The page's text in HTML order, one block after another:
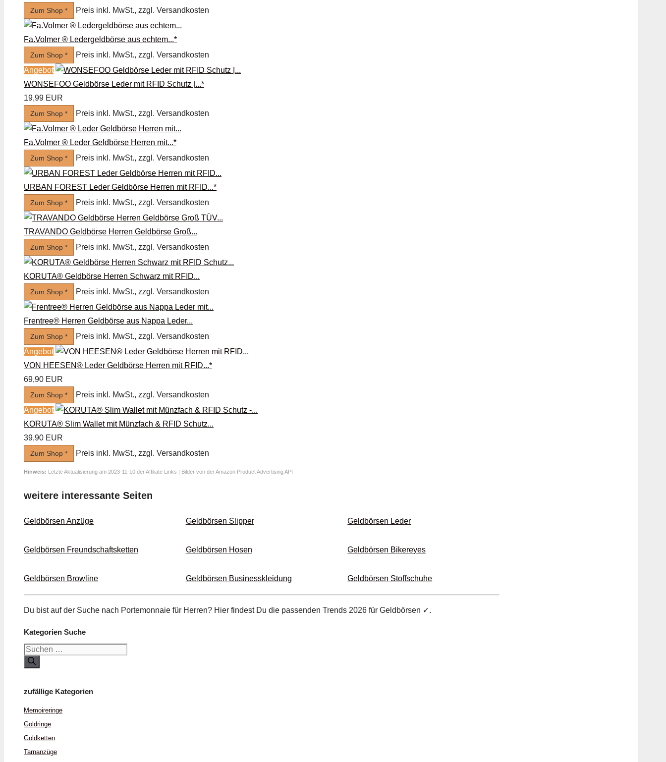
Zum Shop * Preis inkl. MwSt., zzgl. Versandkosten
Fa.Volmer ® Ledergeldbörse aus echtem...*
Zum Shop *
Preis inkl. MwSt., zzgl. Versandkosten
Angebot
WONSEFOO Geldbörse Leder mit RFID Schutz |...*
19,99 EUR
Zum Shop * Preis inkl. MwSt., zzgl. Versandkosten
Fa.Volmer ® Leder Geldbörse Herren mit...*
Zum Shop * Preis inkl. MwSt., zzgl. Versandkosten
URBAN FOREST Leder Geldbörse Herren mit RFID...*
Zum Shop * Preis inkl. MwSt., zzgl. Versandkosten
TRAVANDO Geldbörse Herren Geldbörse Groß...
Zum Shop * Preis inkl. MwSt., zzgl. Versandkosten
KORUTA® Geldbörse Herren Schwarz mit RFID...
Zum Shop * Preis inkl. MwSt., zzgl. Versandkosten
Frentree® Herren Geldbörse aus Nappa Leder...
Zum Shop *
Preis inkl. MwSt., zzgl. Versandkosten
Angebot
VON HEESEN® Leder Geldbörse Herren mit RFID...*
69,90 EUR
Zum Shop *
Preis inkl. MwSt., zzgl. Versandkosten
Angebot
KORUTA® Slim Wallet mit Münzfach & RFID Schutz...
39,90 EUR
Zum Shop * Preis inkl. MwSt., zzgl. Versandkosten
Hinweis: Letzte Aktualisierung am 2023-11-10 der Affiliate Links | Bilder von der Amazon Product Advertising API
weitere interessante Seiten
Geldbörsen Anzüge Geldbörsen Slipper Geldbörsen Leder
Geldbörsen Freund­schafts­ketten Geldbörsen Hosen Geldbörsen Bikereyes
Geldbörsen Browline Geldbörsen Business­kleidung Geldbörsen Stoff­schuhe
Du bist auf der Suche nach Porte­monnaie für Herren? Hier findest Du die passenden Trends 2026 für Geldbörsen ✓.
Kategorien Suche
Suchen
nach:
zufällige Kategorien
Memoire­ringe
Gold­ringe
Gold­ketten
Tarn­anzüge